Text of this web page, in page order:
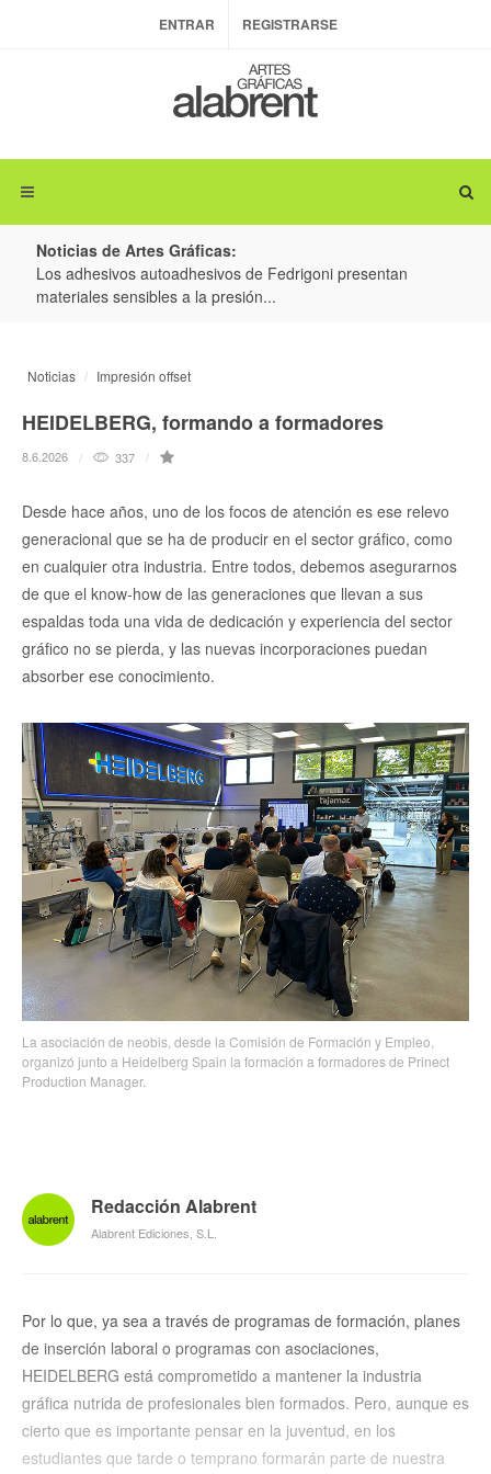
ENTRAR REGISTRARSE
Noticias de Artes Gráficas:
Los adhesivos autoadhesivos de Fedrigoni presentan
materiales sensibles a la presión...
Noticias Impresión offset
HEIDELBERG, formando a formadores
8.6.2026 337
Desde hace años, uno de los focos de atención es ese relevo
generacional que se ha de producir en el sector gráfico, como
en cualquier otra industria. Entre todos, debemos asegurarnos
de que el know-how de las generaciones que llevan a sus
espaldas toda una vida de dedicación y experiencia del sector
gráfico no se pierda, y las nuevas incorporaciones puedan
absorber ese conocimiento.
La asociación de neobis, desde la Comisión de Formación y Empleo,
organizó junto a Heidelberg Spain la formación a formadores de Prinect
Production Manager.
Redacción Alabrent
Alabrent Ediciones, S.L.
Por lo que, ya sea a través de programas de formación, planes
de inserción laboral o programas con asociaciones,
HEIDELBERG está comprometido a mantener la industria
gráfica nutrida de profesionales bien formados. Pero, aunque es
cierto que es importante pensar en la juventud, en los
estudiantes que tarde o temprano formarán parte de nuestra